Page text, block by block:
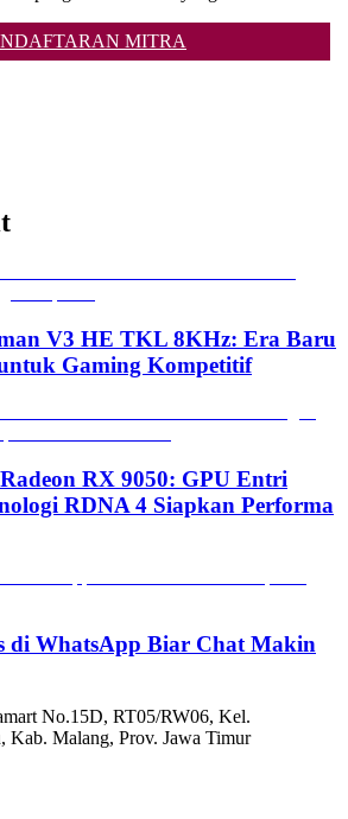
MITRA
V3 HE TKL 8KHz: Era Baru
Gaming Kompetitif
RX 9050: GPU Entri
RDNA 4 Siapkan Performa
di WhatsApp Biar Chat Makin
No.15D, RT05/RW06, Kel.
Kab. Malang, Prov. Jawa Timur